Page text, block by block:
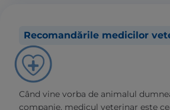
Recomandările medicilor
Când vine vorba de animalul
companie, medicul veterinar este